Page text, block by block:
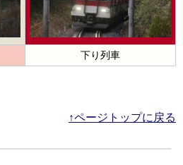
下り列車
↑ページトップに戻る